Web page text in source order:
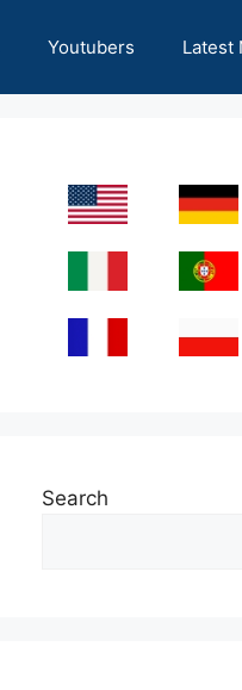
Youtubers Latest
Search